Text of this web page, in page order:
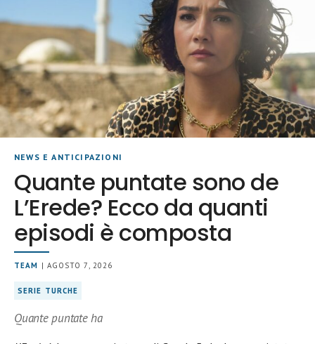
NEWS E ANTICIPAZIONI
Quante puntate sono de
L’Erede? Ecco da quanti
episodi è composta
TEAM | AGOSTO 7, 2026
SERIE TURCHE
Quante puntate ha